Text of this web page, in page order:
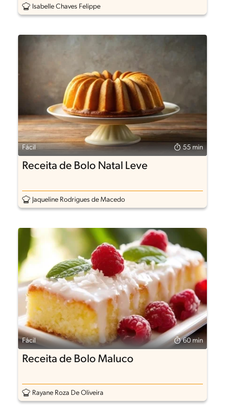
Isabelle Chaves Felippe
Fácil 55 min
Receita de Bolo Natal Leve
Jaqueline Rodrigues de Macedo
Fácil 60 min
Receita de Bolo Maluco
Rayane Roza De Oliveira